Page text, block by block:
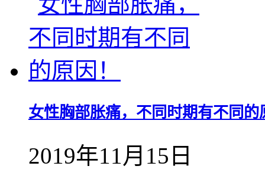
女性胸部胀痛，不同时期有不同的
2019年11月15日